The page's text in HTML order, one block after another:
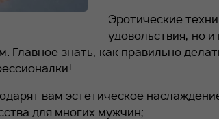
Эротические
удовольствия, но
Главное знать, как правильно
вам эстетическое
для многих мужчин;